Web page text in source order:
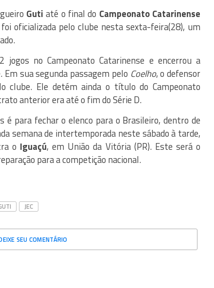
Guti até o final do Campeonato Catarinense
oficializada pelo clube nesta sexta-feira(28), um
no Campeonato Catarinense e encerrou a
sua segunda passagem pelo Coelho, o defensor
clube. Ele detém ainda o título do Campeonato
anterior era até o fim do Série D.
é para fechar o elenco para o Brasileiro, dentro de
semana de intertemporada neste sábado à tarde,
o Iguaçú, em União da Vitória (PR). Este será o
para a competição nacional.
JEC
SEU COMENTÁRIO